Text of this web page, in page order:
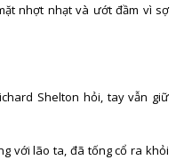
nhợt nhạt và ướt đầm vì sợ
Shelton hỏi, tay vẫn giữ
với lão ta, đã tống cổ ra khỏi